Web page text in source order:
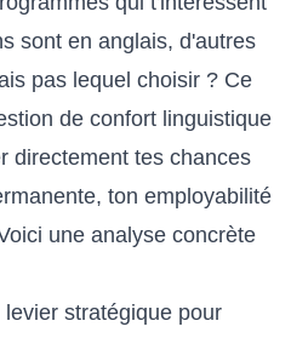
sont en anglais, d'autres
pas lequel choisir ? Ce
de confort linguistique
directement tes chances
ton employabilité
une analyse concrète
stratégique pour